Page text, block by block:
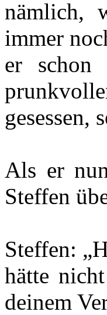
nämlich,
immer
er schon
gesessen,
Als er
Steffen
Steffen:
hätte
deinem